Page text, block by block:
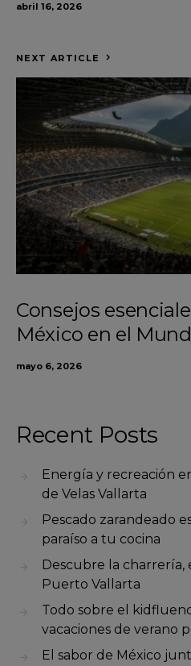
abril 16, 2026
NEXT ARTICLE
Consejos
México en el
mayo 6, 2026
Recent Posts
Energía y recreación
de Velas Vallarta
Pescado zarandeado
paraíso a tu cocina
Descubre la charrería,
Puerto Vallarta
Todo sobre el
vacaciones de verano
El sabor de México